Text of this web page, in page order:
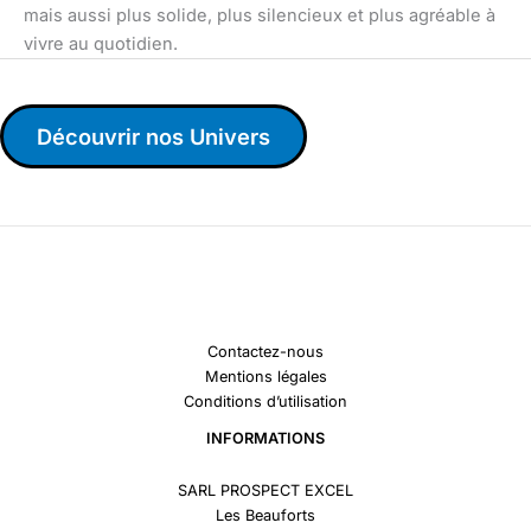
mais aussi plus solide, plus silencieux et plus agréable à
vivre au quotidien.
Découvrir nos Univers
Contactez-nous
Mentions légales
Conditions d’utilisation
INFORMATIONS
SARL PROSPECT EXCEL
Les Beauforts